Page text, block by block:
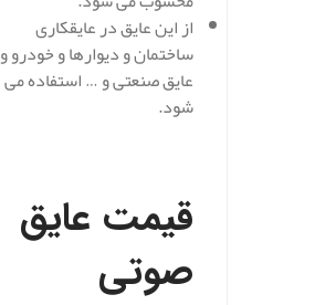
از این عایق در عایقکاری
ساختمان و دیوارها و خودرو و
عایق صنعتی و … استفاده می
شود.
قیمت عایق
صوتی